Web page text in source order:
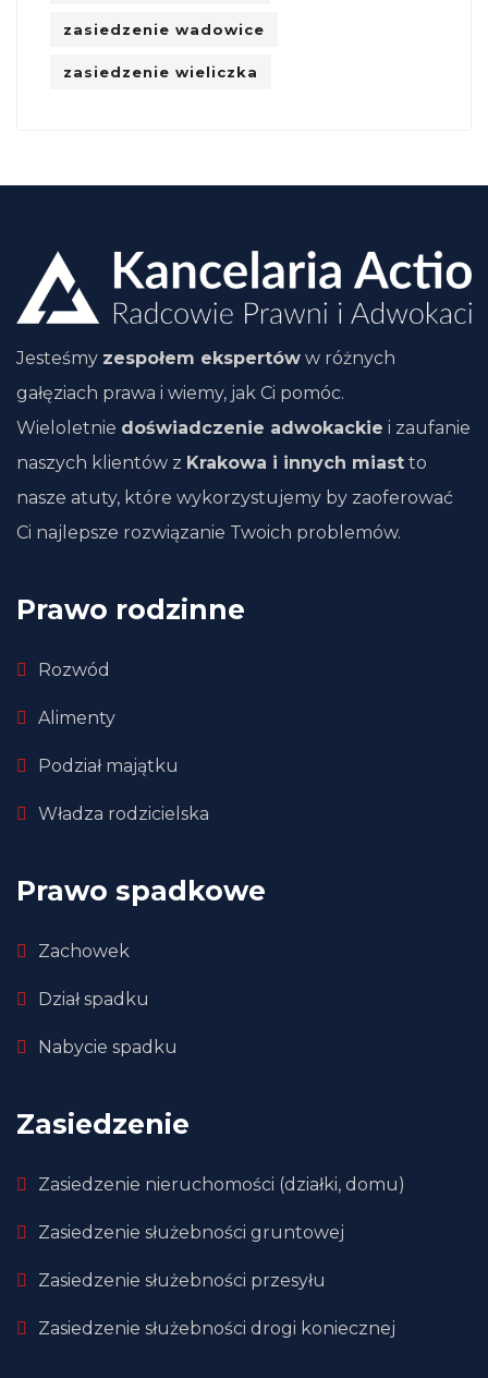
zasiedzenie wadowice
zasiedzenie wieliczka
Jesteśmy zespołem ekspertów w różnych
gałęziach prawa i wiemy, jak Ci pomóc.
Wieloletnie doświadczenie adwokackie i zaufanie
naszych klientów z Krakowa i innych miast to
nasze atuty, które wykorzystujemy by zaoferować
Ci najlepsze rozwiązanie Twoich problemów.
Prawo rodzinne
Rozwód
Alimenty
Podział majątku
Władza rodzicielska
Prawo spadkowe
Zachowek
Dział spadku
Nabycie spadku
Zasiedzenie
Zasiedzenie nieruchomości (działki, domu)
Zasiedzenie służebności gruntowej
Zasiedzenie służebności przesyłu
Zasiedzenie służebności drogi koniecznej